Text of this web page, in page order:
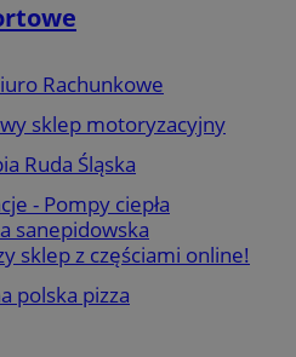
Rachunkowe
sklep motoryzacyjny
Ruda Śląska
- Pompy ciepła
sanepidowska
sklep z częściami online!
polska pizza